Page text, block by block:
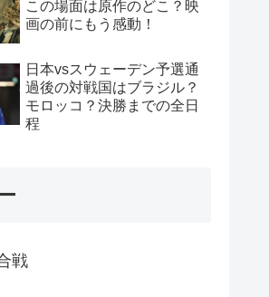
この場面は原作のどこ？映
画の前にもう感動！
日本vsスウェーデン予選通
過後の対戦国はブラジル？
モロッコ？決勝までの全日
程
戦